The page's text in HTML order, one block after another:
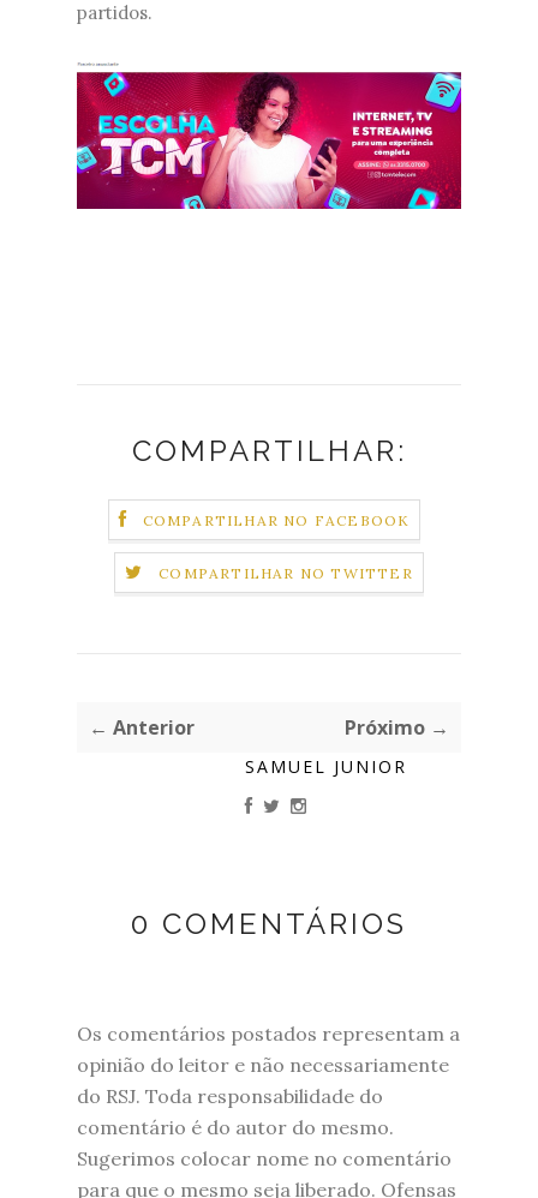
partidos.
COMPARTILHAR:
COMPARTILHAR NO FACEBOOK
COMPARTILHAR NO TWITTER
← Anterior Próximo →
SAMUEL JUNIOR
0 COMENTÁRIOS
Os comentários postados representam a
opinião do leitor e não necessariamente
do RSJ. Toda responsabilidade do
comentário é do autor do mesmo.
Sugerimos colocar nome no comentário
para que o mesmo seja liberado. Ofensas